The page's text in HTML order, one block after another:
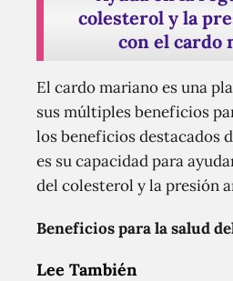
colesterol y la
con el cardo
El cardo mariano es una
sus múltiples beneficios
los beneficios destacados
es su capacidad para
del colesterol y la presión
Beneficios para la salud
Lee También